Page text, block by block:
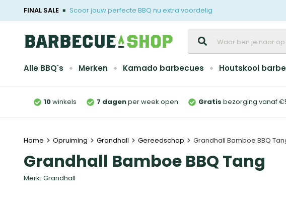
FINAL SALE Scoor jouw perfecte BBQ nu extra voordelig
Alle BBQ's Merken Kamado barbecues Houtskool
10winkels 7 dagenper week open Gratis bezorging vanaf
Home Opruiming Grandhall Gereedschap Grandhall Bamboe BBQ
Grandhall Bamboe BBQ Tang
Merk: Grandhall